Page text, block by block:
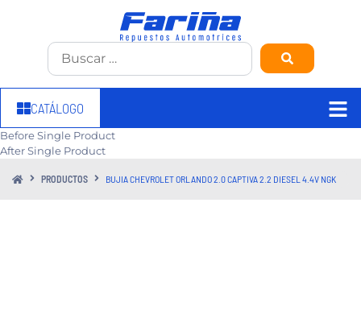
CATÁLOGO
Before Single Product
After Single Product
PRODUCTOS BUJIA CHEVROLET ORLANDO 2.0 CAPTIVA 2.2 DIESEL 4.4V NGK